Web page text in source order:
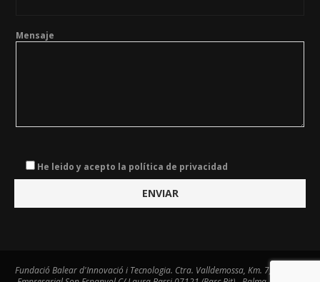
Mensaje
He leido y acepto la política de privacidad
Fundació Balear d'Innovació i Tecnologia. Ctra. Valldemossa, Km. 7,4. Centre